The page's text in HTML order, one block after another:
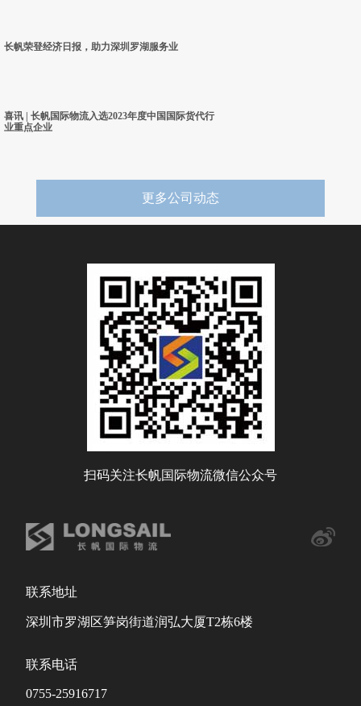
长帆荣登经济日报，助力深圳罗湖服务业
喜讯 | 长帆国际物流入选2023年度中国国际货代行
业重点企业
更多公司动态
扫码关注长帆国际物流微信公众号
联系地址
深圳市罗湖区笋岗街道润弘大厦T2栋6楼
联系电话
0755-25916717